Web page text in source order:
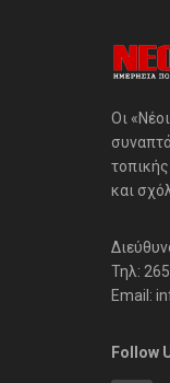
Οι
και
Τηλ:
Email:
Follow